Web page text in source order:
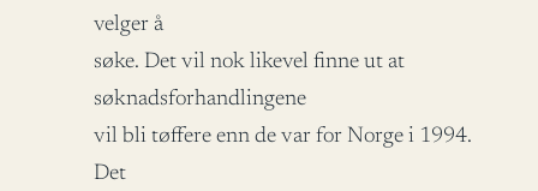
velger å
søke. Det vil nok likevel finne ut at
søknadsforhandlingene
vil bli tøffere enn de var for Norge i 1994.
Det